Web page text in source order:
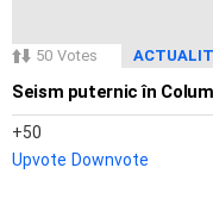
50 Votes
Seism puternic în
50
Upvote Downvote